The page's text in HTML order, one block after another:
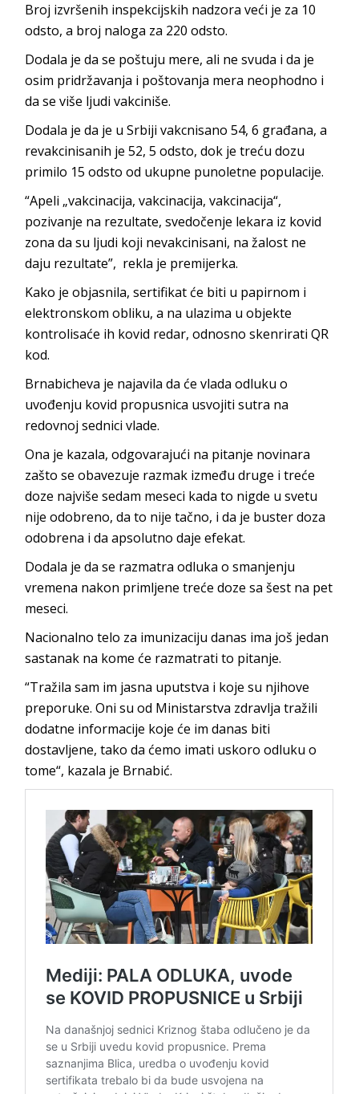
Broj izvršenih inspekcijskih nadzora veći je za 10
odsto, a broj naloga za 220 odsto.
Dodala je da se poštuju mere, ali ne svuda i da je
osim pridržavanja i poštovanja mera neophodno i
da se više ljudi vakciniše.
Dodala je da je u Srbiji vakcnisano 54, 6 građana, a
revakcinisanih je 52, 5 odsto, dok je treću dozu
primilo 15 odsto od ukupne punoletne populacije.
“Apeli „vakcinacija, vakcinacija, vakcinacija“,
pozivanje na rezultate, svedočenje lekara iz kovid
zona da su ljudi koji nevakcinisani, na žalost ne
daju rezultate”, rekla je premijerka.
Kako je objasnila, sertifikat će biti u papirnom i
elektronskom obliku, a na ulazima u objekte
kontrolisaće ih kovid redar, odnosno skenrirati QR
kod.
Brnabicheva je najavila da će vlada odluku o
uvođenju kovid propusnica usvojiti sutra na
redovnoj sednici vlade.
Ona je kazala, odgovarajući na pitanje novinara
zašto se obavezuje razmak između druge i treće
doze najviše sedam meseci kada to nigde u svetu
nije odobreno, da to nije tačno, i da je buster doza
odobrena i da apsolutno daje efekat.
Dodala je da se razmatra odluka o smanjenju
vremena nakon primljene treće doze sa šest na pet
meseci.
Nacionalno telo za imunizaciju danas ima još jedan
sastanak na kome će razmatrati to pitanje.
“Tražila sam im jasna uputstva i koje su njihove
preporuke. Oni su od Ministarstva zdravlja tražili
dodatne informacije koje će im danas biti
dostavljene, tako da ćemo imati uskoro odluku o
tome“, kazala je Brnabić.